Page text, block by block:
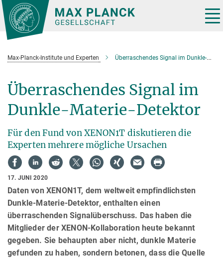
Hauptinhalt
Max-Planck-Institute und Experten Überraschendes Signal im Dunkle-Materie-Detektor XENON1T
Überraschendes Signal im
Dunkle-Materie-Detektor
Für den Fund von XENON1T diskutieren die
Experten mehrere mögliche Ursachen
17. JUNI 2020
Daten von XENON1T, dem weltweit empfindlichsten
Dunkle-Materie-Detektor, enthalten einen
überraschenden Signalüberschuss. Das haben die
Mitglieder der XENON-Kollaboration heute bekannt
gegeben. Sie behaupten aber nicht, dunkle Materie
gefunden zu haben, sondern betonen, dass die Quelle